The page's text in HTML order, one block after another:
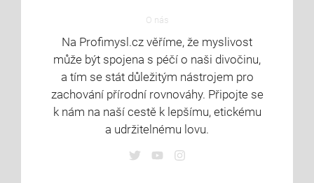
O nás
Na Profimysl.cz věříme, že myslivost
může být spojena s péčí o naši divočinu,
a tím se stát důležitým nástrojem pro
zachování přírodní rovnováhy. Připojte se
k nám na naší cestě k lepšímu, etickému
a udržitelnému lovu.